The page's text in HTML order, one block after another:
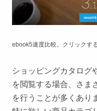
ebook5速度比較。クリックす
ショッピングカタログ
を閲覧する場合、さま
を行うことが多くあり